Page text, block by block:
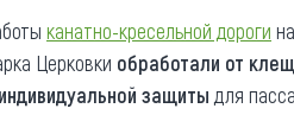
канатно-кресельной дороги
Церковки обработали от
защиты для